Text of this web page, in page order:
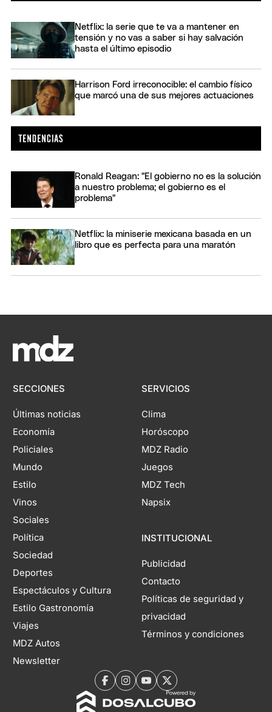
Netflix: la serie que te va a mantener en
tensión y no vas a saber si hay salvación
hasta el último episodio
Harrison Ford irreconocible: el cambio físico
que marcó una de sus mejores actuaciones
Ronald Reagan: "El gobierno no es la solución
a nuestro problema; el gobierno es el
problema"
Netflix: la miniserie mexicana basada en un
libro que es perfecta para una maratón
SECCIONES
Últimas noticias
Economía
Policiales
Mundo
Estilo
Vinos
Sociales
Política
Sociedad
Deportes
Espectáculos y Cultura
Estilo Gastronomía
Viajes
MDZ Autos
Newsletter
SERVICIOS
Clima
Horóscopo
MDZ Radio
Juegos
MDZ Tech
Napsix
INSTITUCIONAL
Publicidad
Contacto
Políticas de seguridad y
privacidad
Términos y condiciones